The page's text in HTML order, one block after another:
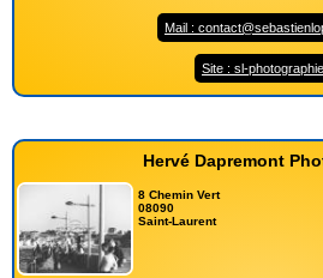
Mail :
Site : sl-
Hervé Dapremont
8 Chemin Vert
08090
Saint-Laurent